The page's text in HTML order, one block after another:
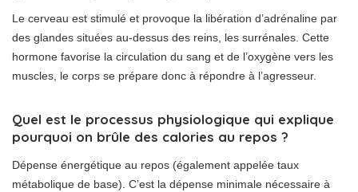
Le cerveau est stimulé et provoque la libération d’adrénaline par
des glandes situées au-dessus des reins, les surrénales. Cette
hormone favorise la circulation du sang et de l’oxygène vers les
muscles, le corps se prépare donc à répondre à l’agresseur.
Quel est le processus physiologique qui explique
pourquoi on brûle des calories au repos ?
Dépense énergétique au repos (également appelée taux
métabolique de base). C’est la dépense minimale nécessaire à